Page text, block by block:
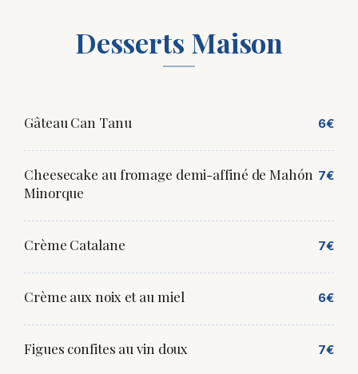
Desserts Maison
Gâteau Can Tanu 6€
Cheesecake au fromage demi-affiné de Mahón
Minorque
7€
Crème Catalane 7€
Crème aux noix et au miel 6€
Figues confites au vin doux 7€